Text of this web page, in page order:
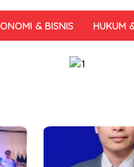
& BISNIS HUKUM